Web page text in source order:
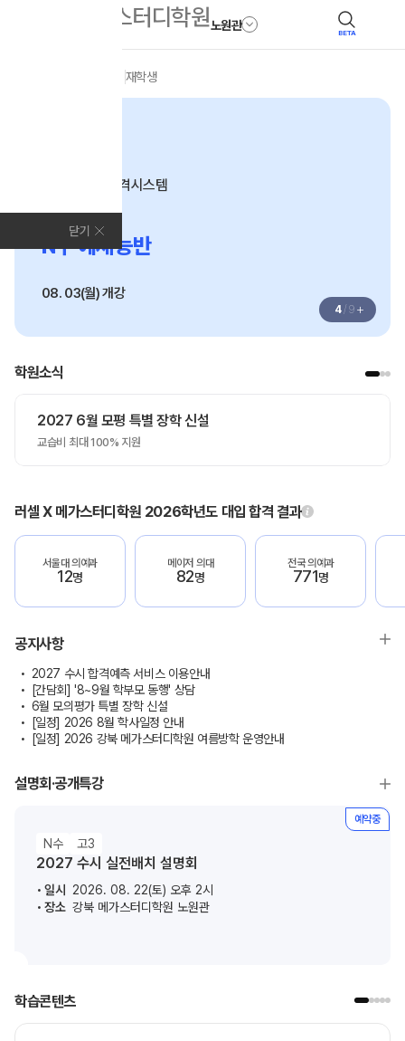
노원관 BETA
닫기
재학생
수준별 맞춤합격시스템
2027
N수 예체능반
08. 03(월) 개강
4/ 9 +
학원소식
2027 6월 모평 특별 장학 신설
교습비 최대 100% 지원
러셀 X 메가스터디학원 2026학년도 대입 합격 결과
서울대 의예과
12명
메이저 의대
82명
전국 의예과
771명
공지사항
2027 수시 합격예측 서비스 이용안내
[간담회] '8~9월 학부모 동행' 상담
6월 모의평가 특별 장학 신설
[일정] 2026 8월 학사일정 안내
[일정] 2026 강북 메가스터디학원 여름방학 운영안내
설명회·공개특강
N수 고3
2027 수시 실전배치 설명회
일시 2026. 08. 22(토) 오후 2시
장소 강북 메가스터디학원 노원관
예약중
학습콘텐츠